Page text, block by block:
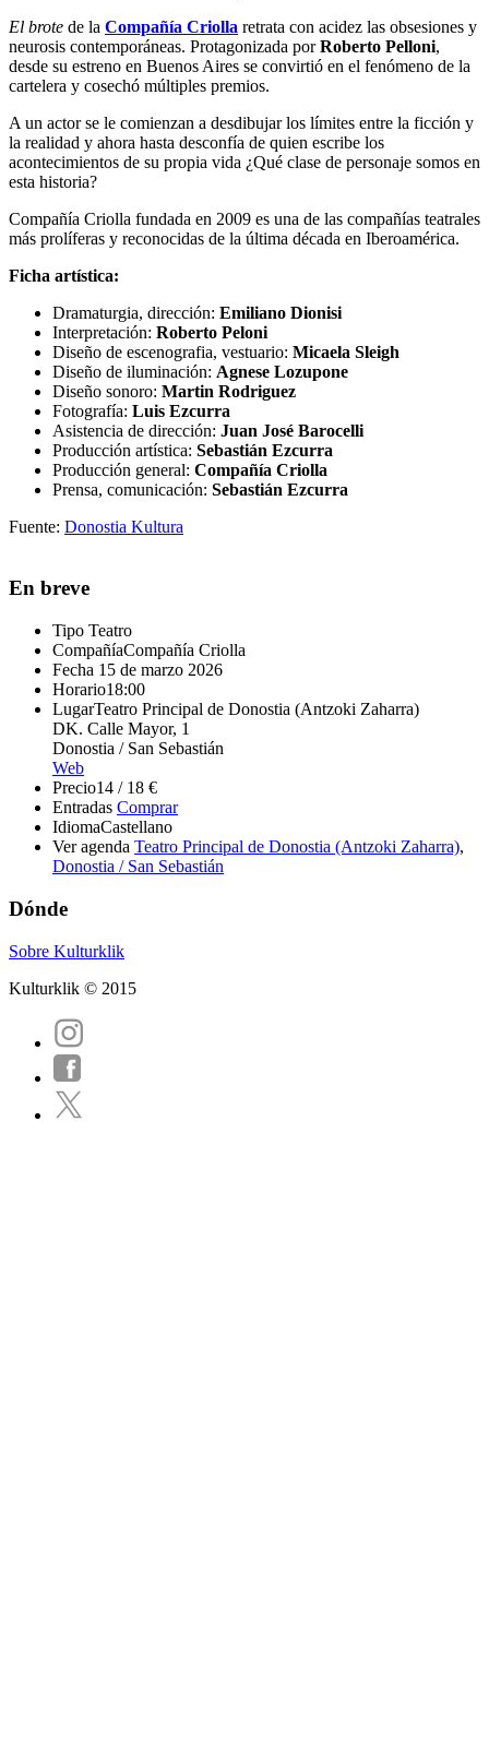
El brote de la Compañía Criolla retrata con acidez las obsesiones y
neurosis contemporáneas. Protagonizada porRoberto Pelloni,
desde su estreno en Buenos Aires se convirtió en el fenómeno de la
cartelera y cosechó múltiples premios.
A un actor se le comienzan a desdibujar los límites entre la ficción y
la realidad y ahora hasta desconfía de quien escribe los
acontecimientos de su propia vida ¿Qué clase de personaje somos en
esta historia?
Compañía Criolla fundada en 2009 es una de las compañías teatrales
más prolíferas y reconocidas de la última década en Iberoamérica.
Ficha artística:
Dramaturgia, dirección: Emiliano Dionisi
Interpretación: Roberto Peloni
Diseño de escenografia, vestuario: Micaela Sleigh
Diseño de iluminación: Agnese Lozupone
Diseño sonoro: Martin Rodriguez
Fotografía: Luis Ezcurra
Asistencia de dirección: Juan José Barocelli
Producción artística: Sebastián Ezcurra
Producción general: Compañía Criolla
Prensa, comunicación: Sebastián Ezcurra
Fuente: Donostia Kultura
En breve
Tipo Teatro
CompañíaCompañía Criolla
Fecha 15 de marzo 2026
Horario18:00
LugarTeatro Principal de Donostia (Antzoki Zaharra)
DK. Calle Mayor, 1
Donostia / San Sebastián
Web
Precio14 / 18 €
Entradas Comprar
IdiomaCastellano
Ver agenda Teatro Principal de Donostia (Antzoki Zaharra),
Donostia / San Sebastián
Dónde
Sobre Kulturklik
Kulturklik © 2015